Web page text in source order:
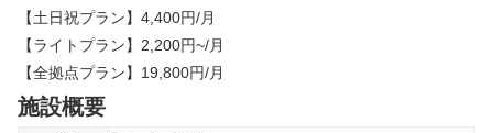
【土日祝プラン】4,400円/月
【ライトプラン】2,200円~/月
【全拠点プラン】19,800円/月
施設概要